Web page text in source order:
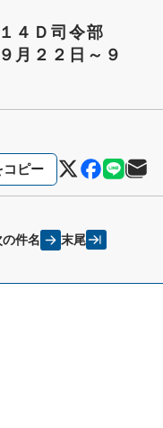
４Ｄ司令部
月２２日～９
コピー
の件名 末尾